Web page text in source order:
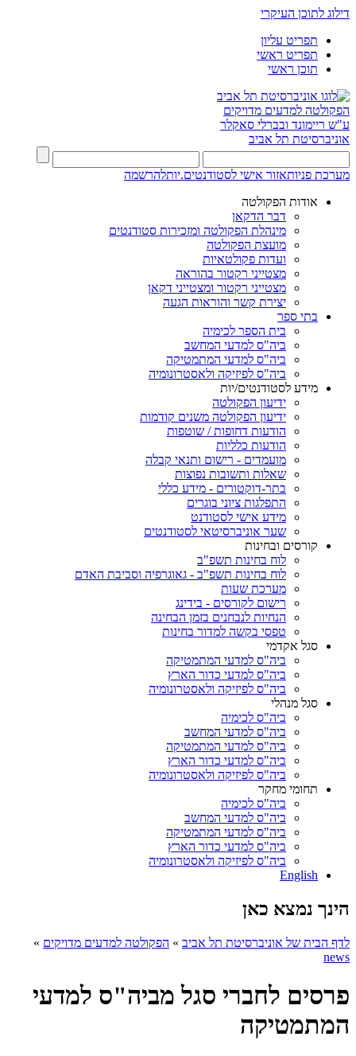
דילוג לתוכן העיקרי
תפריט עליון
תפריט ראשי
תוכן ראשי
הפקולטה למדעים מדויקים
ע"ש ריימונד ובברלי סאקלר
אוניברסיטת תל אביב
מערכת פניותאזור אישי לסטודנטים.יותלהרשמה
אודות הפקולטה
דבר הדקאן
מינהלת הפקולטה ומזכירות סטודנטים
מועצת הפקולטה
ועדות פקולטאיות
מצטייני רקטור בהוראה
מצטייני רקטור ומצטייני דקאן
יצירת קשר והוראות הגעה
בתי ספר
בית הספר לכימיה
ביה"ס למדעי המחשב
ביה"ס למדעי המתמטיקה
ביה"ס לפיזיקה ולאסטרונומיה
מידע לסטודנטים/יות
ידיעון הפקולטה
ידיעון הפקולטה משנים קודמות
הודעות דחופות / שוטפות
הודעות כלליות
מועמדים - רישום ותנאי קבלה
שאלות ותשובות נפוצות
בתר-דוקטורים - מידע כללי
התפלגות ציוני בוגרים
מידע אישי לסטודנט
שער אוניברסיטאי לסטודנטים
קורסים ובחינות
לוח בחינות תשפ"ב
לוח בחינות תשפ"ב - גאוגרפיה וסביבת האדם
מערכת שעות
רישום לקורסים - בידינג
הנחיות לנבחנים בזמן הבחינה
טפסי בקשה למדור בחינות
סגל אקדמי
ביה"ס למדעי המתמטיקה
ביה"ס למדעי כדור הארץ
ביה"ס לפיזיקה ולאסטרונומיה
סגל מנהלי
ביה"ס לכימיה
ביה"ס למדעי המחשב
ביה"ס למדעי המתמטיקה
ביה"ס למדעי כדור הארץ
ביה"ס לפיזיקה ולאסטרונומיה
תחומי מחקר
ביה"ס לכימיה
ביה"ס למדעי המחשב
ביה"ס למדעי המתמטיקה
ביה"ס למדעי כדור הארץ
ביה"ס לפיזיקה ולאסטרונומיה
English
הינך נמצא כאן
לדף הבית של אוניברסיטת תל אביב » הפקולטה למדעים מדויקים »
news
פרסים לחברי סגל מביה"ס למדעי
המתמטיקה